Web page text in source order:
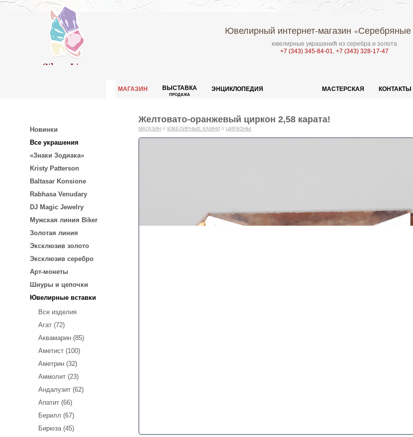
Ювелирный интернет-магазин «Серебряные
ювелирные украшения из серебра и золота
+7 (343) 345-84-01, +7 (343) 328-17-47
МАГАЗИН ВЫСТАВКА
ПРОДАЖА
ЭНЦИКЛОПЕДИЯ МАСТЕРСКАЯ КОНТАКТЫ
Новинки
Все украшения
«Знаки Зодиака»
Kristy Patterson
Baltasar Konsione
Rabhasa Venudary
DJ Magic Jewelry
Мужская линия Biker
Золотая линия
Эксклюзив золото
Эксклюзив серебро
Арт-монеты
Шнуры и цепочки
Ювелирные вставки
Все изделия
Агат (72)
Аквамарин (85)
Аметист (100)
Аметрин (32)
Аммолит (23)
Андалузит (62)
Апатит (66)
Берилл (67)
Бирюза (45)
Желтовато-оранжевый циркон 2,58 карата!
МАГАЗИН // ЮВЕЛИРНЫЕ КАМНИ // ЦИРКОНЫ